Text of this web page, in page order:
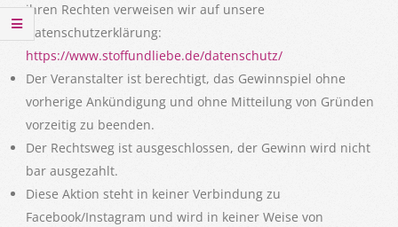
ihren Rechten verweisen wir auf unsere
Datenschutzerklärung:
https://www.stoffundliebe.de/datenschutz/
Der Veranstalter ist berechtigt, das Gewinnspiel ohne
vorherige Ankündigung und ohne Mitteilung von Gründen
vorzeitig zu beenden.
Der Rechtsweg ist ausgeschlossen, der Gewinn wird nicht
bar ausgezahlt.
Diese Aktion steht in keiner Verbindung zu
Facebook/Instagram und wird in keiner Weise von